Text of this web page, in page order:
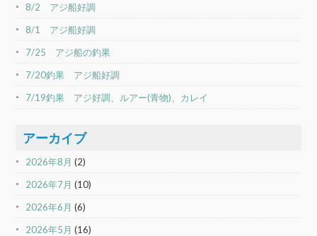
8/2 アジ船好調
8/1 アジ船好調
7/25 アジ船の釣果
7/20釣果 アジ船好調
7/19釣果 アジ好調、ルアー(青物)、カレイ
アーカイブ
2026年8月 (2)
2026年7月 (10)
2026年6月 (6)
2026年5月 (16)